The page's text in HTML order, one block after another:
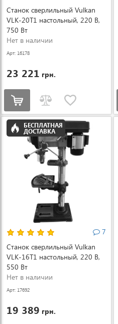
Станок сверлильный Vulkan
VLK-20T1 настольный, 220 В,
750 Вт
Нет в наличии
Арт: 16178
23 221 грн.
БЕСПЛАТНАЯ
ДОСТАВКА
7
Станок сверлильный Vulkan
VLK-16T1 настольный, 220 В,
550 Вт
Нет в наличии
Арт: 17692
19 389 грн.